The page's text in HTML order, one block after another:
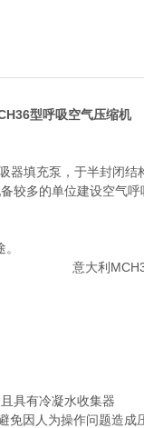
型呼吸空气压缩机
器填充泵，于半封闭
较多的单位建设空气
具有冷凝水收集器
免因人为操作问题造成